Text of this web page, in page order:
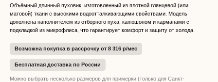
Объёмный длинный пуховик, изготовленный из плотной глянцевой (или
матовой) ткани с высокими водоотталкивающими свойствами. Модель
дополнена наполнителем из отборного пуха, капюшоном и карманами с
подкладкой из микрофлиса, что гарантирует комфорт и защиту от холода.
Возможна покупка в рассрочку от 8 316 р/мес
Бесплатная доставка по России
Можно выбрать несколько размеров для примерки (только для Санкт-